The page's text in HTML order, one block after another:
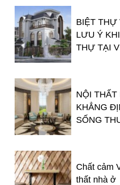
BIỆT THỰ
LƯU Ý
THỰ TẠI
NỘI THẤT
KHẲNG
SỐNG
Chất cảm
thất nhà ở